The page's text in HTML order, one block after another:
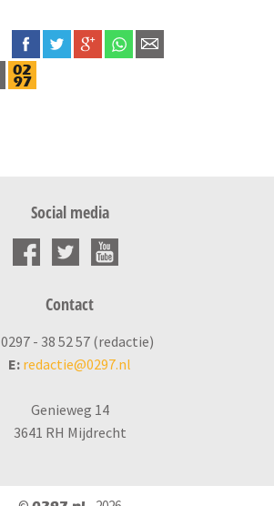
Social media
Contact
0297 - 38 52 57 (redactie)
E: redactie@0297.nl
Genieweg 14
3641 RH Mijdrecht